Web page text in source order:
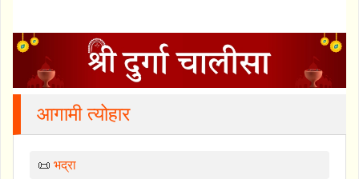
आगामी त्योहार
📜 भद्रा